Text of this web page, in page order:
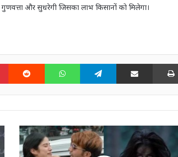
और सुधरेगी जिसका लाभ किसानों को मिलेगा।
Pinterest Reddit WhatsAppTelegram Share via Email